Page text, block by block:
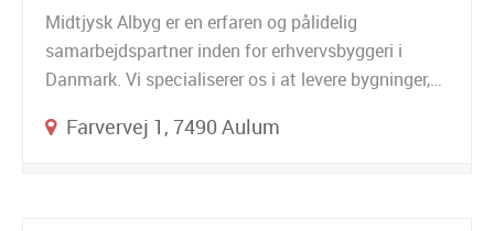
Midtjysk Albyg er en erfaren og pålidelig
samarbejdspartner inden for erhvervsbyggeri i
Danmark. Vi specialiserer os i at levere bygninger,…
Farvervej 1, 7490 Aulum